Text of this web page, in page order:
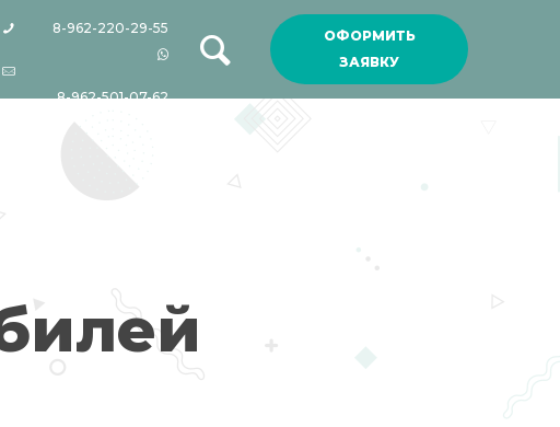
8-962-220-29-55
8-962-501-07-62
ОФОРМИТЬ
ЗАЯВКУ